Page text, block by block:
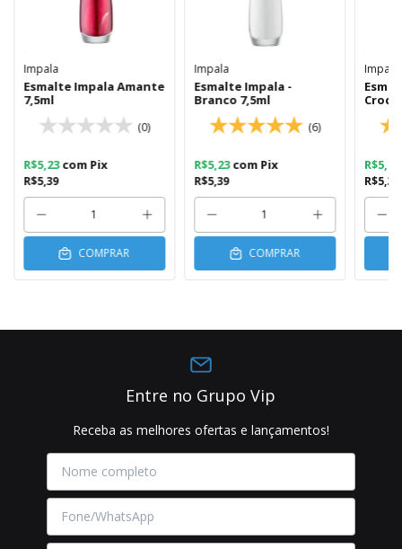
Impala
Esmalte Impala Amante
7,5ml
(0)
R$5,39
R$5,23com Pix
COMPRAR
Impala
Esmalte Impala -
Branco 7,5ml
(6)
R$5,39
R$5,23com Pix
COMPRAR
Impala
R$5,39
Entre no Grupo Vip
Receba as melhores ofertas e lançamentos!